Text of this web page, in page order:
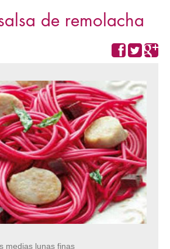
de remolacha
medias lunas finas